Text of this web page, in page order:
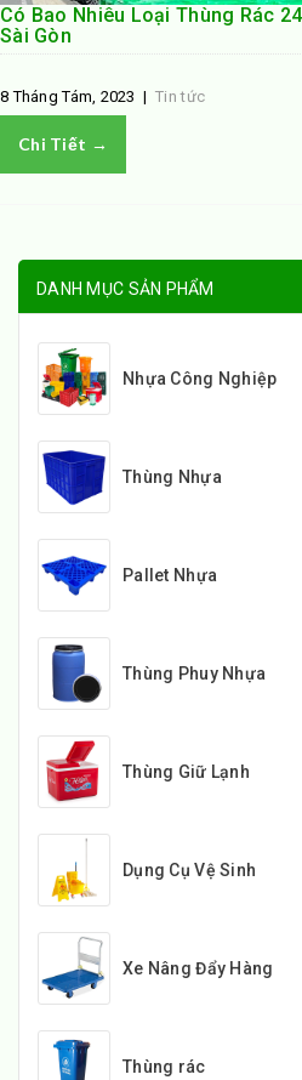
Có Bao Nhiêu Loại Thùng Rác
Sài Gòn
8 Tháng Tám, 2023 |Tin tức
Chi Tiết →
DANH MỤC SẢN PHẨM
Nhựa Công Nghiệp
Thùng Nhựa
Pallet Nhựa
Thùng Phuy Nhựa
Thùng Giữ Lạnh
Dụng Cụ Vệ Sinh
Xe Nâng Đẩy Hàng
Thùng rác